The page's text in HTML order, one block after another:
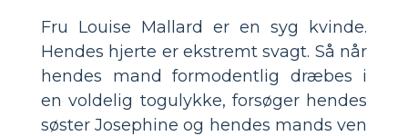
Fru Louise Mallard er en syg kvinde.
Hendes hjerte er ekstremt svagt. Så når
hendes mand formodentlig dræbes i
en voldelig togulykke, forsøger hendes
søster Josephine og hendes mands ven